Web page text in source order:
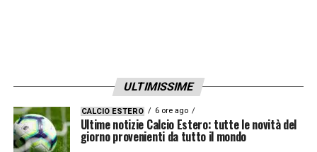
ULTIMISSIME
CALCIO ESTERO 6 ore ago
Ultime notizie Calcio Estero: tutte le novità del
giorno provenienti da tutto il mondo